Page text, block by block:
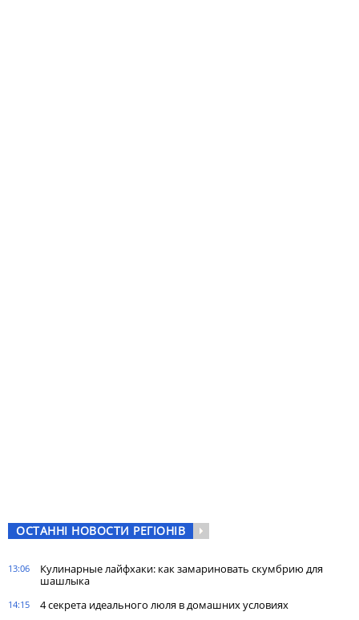
ОСТАННІ НОВОСТИ РЕГІОНІВ
13:06
Кулинарные лайфхаки: как замариновать скумбрию для
шашлыка
14:15 4 секрета идеального люля в домашних условиях